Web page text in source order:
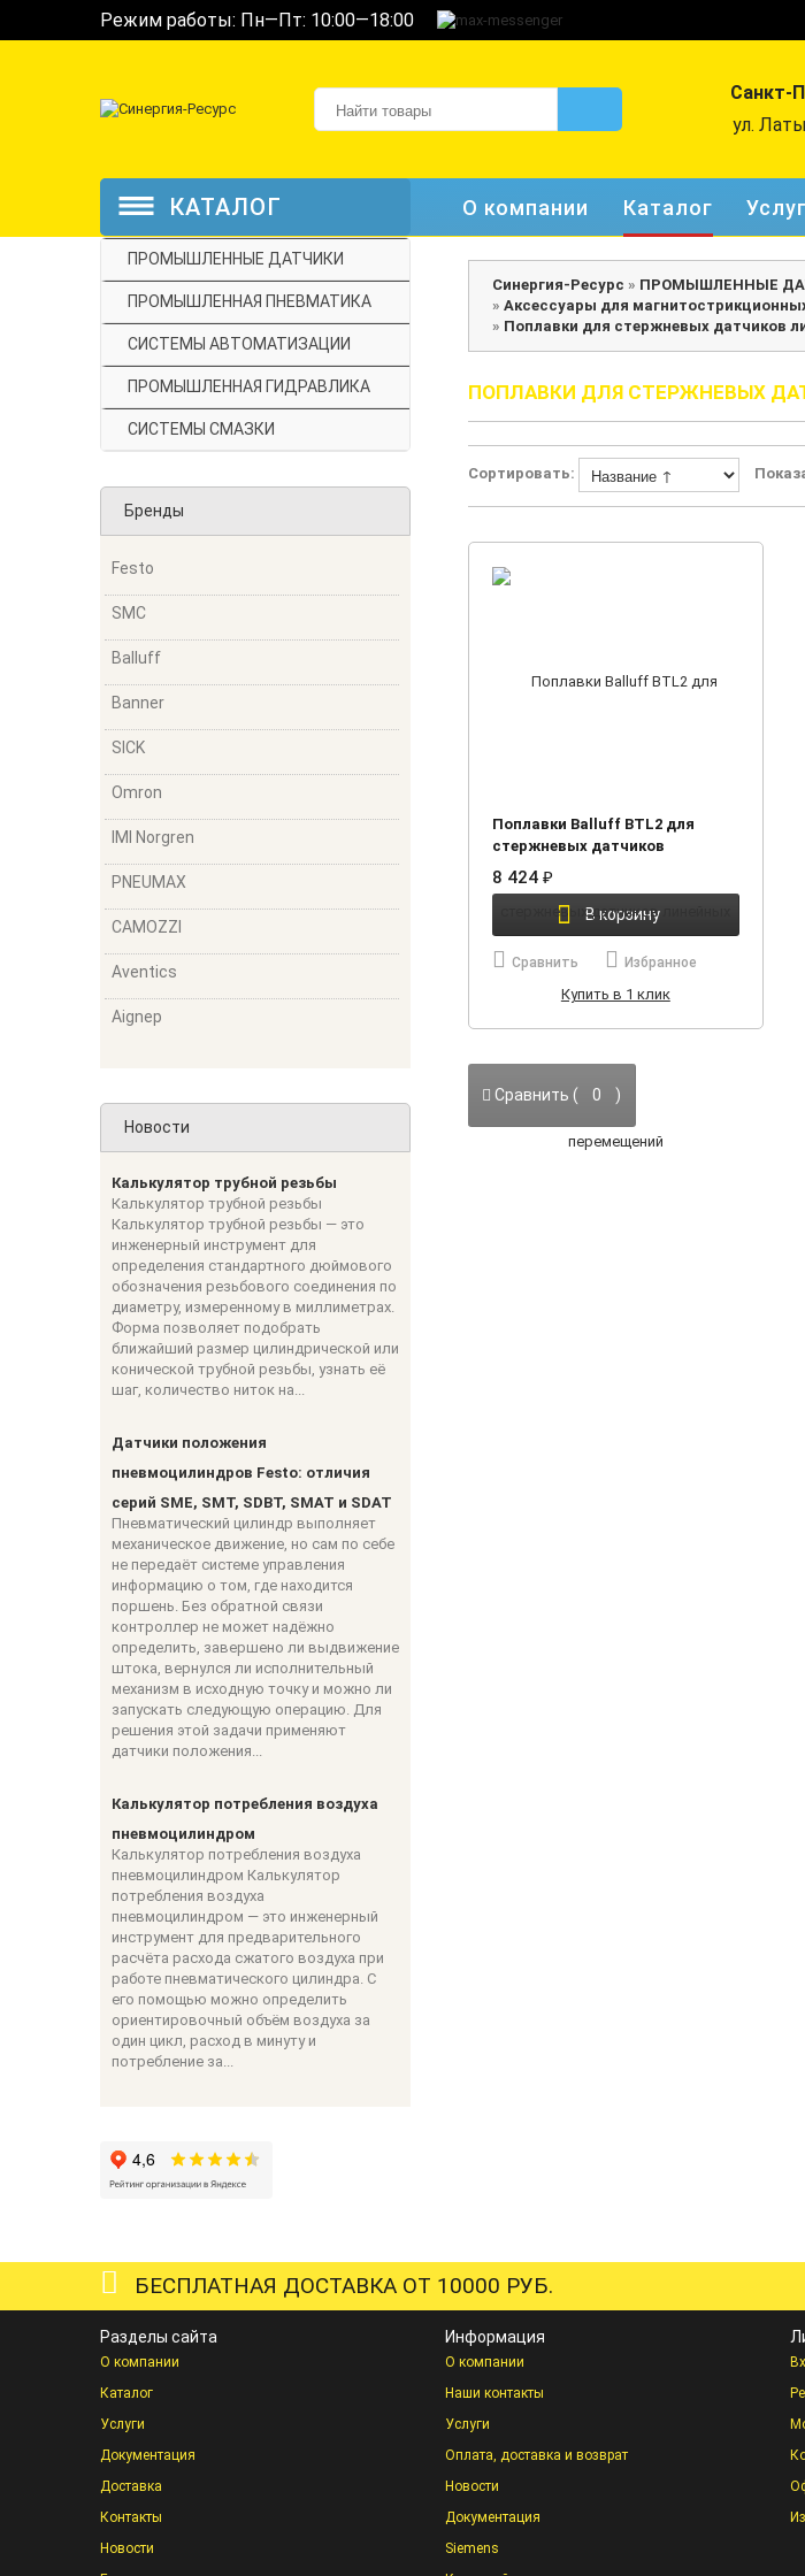
Режим работы: Пн—Пт: 10:00—18:00
Санкт-
ул.
КАТАЛОГ О компании Каталог
ПРОМЫШЛЕННЫЕ ДАТЧИКИ
ПРОМЫШЛЕННАЯ ПНЕВМАТИКА
СИСТЕМЫ АВТОМАТИЗАЦИИ
ПРОМЫШЛЕННАЯ ГИДРАВЛИКА
СИСТЕМЫ СМАЗКИ
Бренды
Festo
SMC
Balluff
Banner
SICK
Omron
IMI Norgren
PNEUMAX
CAMOZZI
Aventics
Aignep
Новости
Калькулятор трубной резьбы
Калькулятор трубной резьбы
Калькулятор трубной резьбы — это
инженерный инструмент для
определения стандартного дюймового
обозначения резьбового соединения по
диаметру, измеренному в миллиметрах.
Форма позволяет подобрать
ближайший размер цилиндрической или
конической трубной резьбы, узнать её
шаг, количество ниток на...
Датчики положения
пневмоцилиндров Festo: отличия
серий SME, SMT, SDBT, SMAT и SDAT
Пневматический цилиндр выполняет
механическое движение, но сам по себе
не передаёт системе управления
информацию о том, где находится
поршень. Без обратной связи
контроллер не может надёжно
определить, завершено ли выдвижение
штока, вернулся ли исполнительный
механизм в исходную точку и можно ли
запускать следующую операцию. Для
решения этой задачи применяют
датчики положения...
Калькулятор потребления воздуха
пневмоцилиндром
Калькулятор потребления воздуха
пневмоцилиндром Калькулятор
потребления воздуха
пневмоцилиндром — это инженерный
инструмент для предварительного
расчёта расхода сжатого воздуха при
работе пневматического цилиндра. С
его помощью можно определить
ориентировочный объём воздуха за
один цикл, расход в минуту и
потребление за...
Синергия-Ресурс » ПРОМЫШЛЕННЫЕ
» Аксессуары для
» Поплавки для стержневых датчиков
ПОПЛАВКИ ДЛЯ СТЕРЖНЕВЫХ
Сортировать:
Поплавки Balluff BTL2 для
стержневых датчиков
линейных перемещений
8 424 ₽
В корзину
Сравнить Избранное
Купить в 1 клик
Сравнить ( 0 )
БЕСПЛАТНАЯ ДОСТАВКА ОТ 10000 РУБ.
Разделы сайта
О компании
Каталог
Услуги
Документация
Доставка
Контакты
Новости
Информация
О компании
Наши контакты
Услуги
Оплата, доставка и возврат
Новости
Документация
Siemens